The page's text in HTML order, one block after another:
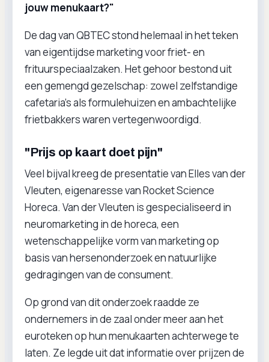
jouw menukaart?"
De dag van QBTEC stond helemaal in het teken
van eigentijdse marketing voor friet- en
frituurspeciaalzaken. Het gehoor bestond uit
een gemengd gezelschap: zowel zelfstandige
cafetaria’s als formulehuizen en ambachtelijke
frietbakkers waren vertegenwoordigd.
"Prijs op kaart doet pijn"
Veel bijval kreeg de presentatie van Elles van der
Vleuten, eigenaresse van Rocket Science
Horeca. Van der Vleuten is gespecialiseerd in
neuromarketing in de horeca, een
wetenschappelijke vorm van marketing op
basis van hersenonderzoek en natuurlijke
gedragingen van de consument.
Op grond van dit onderzoek raadde ze
ondernemers in de zaal onder meer aan het
euroteken op hun menukaarten achterwege te
laten. Ze legde uit dat informatie over prijzen de